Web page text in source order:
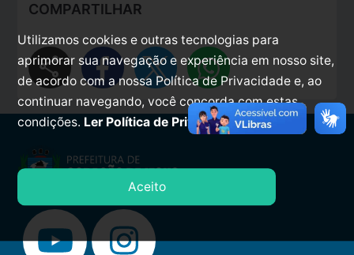
COMPARTILHAR
share
Utilizamos cookies e outras tecnologias para
aprimorar sua navegação e experiência em nosso site,
de acordo com a nossa Política de Privacidade e, ao
continuar navegando, você concorda com estas
condições. Ler Política de Privacidade.
Aceito